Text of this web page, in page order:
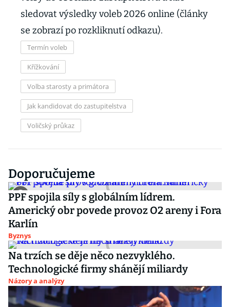
sledovat výsledky voleb 2026 online (články
se zobrazí po rozkliknutí odkazu).
Termín voleb
Křížkování
Volba starosty a primátora
Jak kandidovat do zastupitelstva
Voličský průkaz
Doporučujeme
PPF spojila síly s globálním lídrem.
Americký obr povede provoz O2 areny i Fora
Karlín
Byznys
Na trzích se děje něco nezvyklého.
Technologické firmy shánějí miliardy
Názory a analýzy